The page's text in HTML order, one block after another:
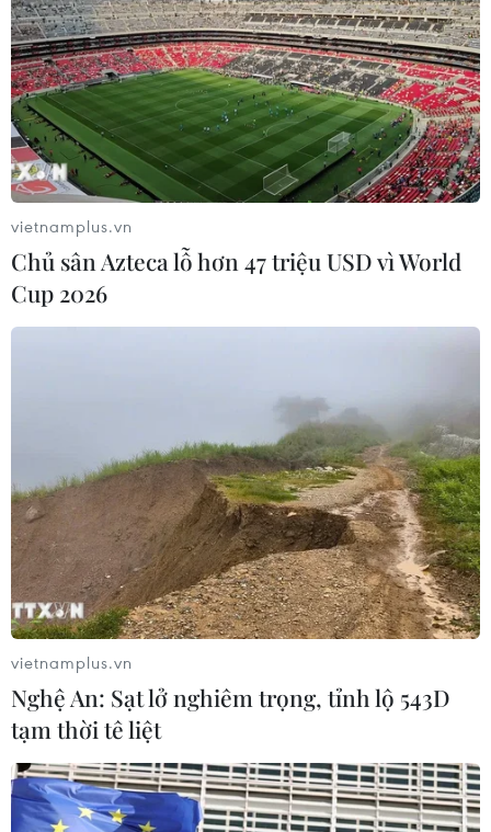
vietnamplus.vn
Chủ sân Azteca lỗ hơn 47 triệu USD vì World
Cup 2026
vietnamplus.vn
Nghệ An: Sạt lở nghiêm trọng, tỉnh lộ 543D
tạm thời tê liệt